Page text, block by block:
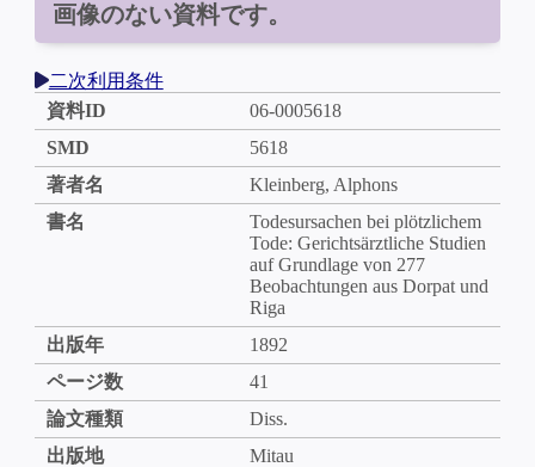
画像のない資料です。
二次利用条件
資料ID
06-0005618
SMD
5618
著者名
Kleinberg, Alphons
書名
Todesursachen bei plötzlichem
Tode: Gerichtsärztliche Studien
auf Grundlage von 277
Beobachtungen aus Dorpat und
Riga
出版年
1892
ページ数
41
論文種類
Diss.
出版地
Mitau